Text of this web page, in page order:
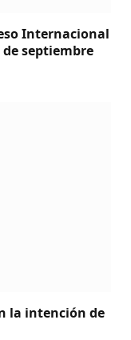
Internacional
septiembre
la intención de